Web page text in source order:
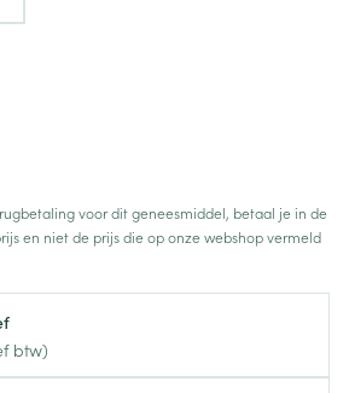
voor dit geneesmiddel, betaal je in de
en niet de prijs die op onze webshop vermeld
btw)